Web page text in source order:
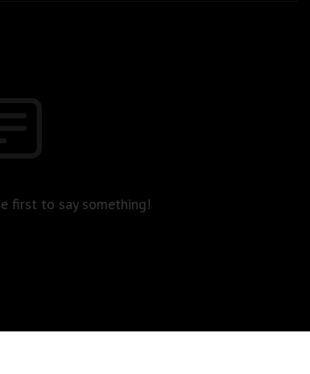
first to say something!